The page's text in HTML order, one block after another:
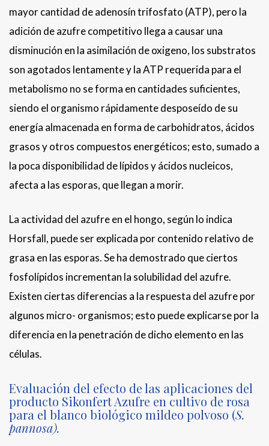
mayor cantidad de adenosín trifosfato (ATP), pero la
adición de azufre competitivo llega a causar una
disminución en la asimilación de oxigeno, los substratos
son agotados lentamente y la ATP requerida para el
metabolismo no se forma en cantidades suficientes,
siendo el organismo rápidamente desposeído de su
energía almacenada en forma de carbohidratos, ácidos
grasos y otros compuestos energéticos; esto, sumado a
la poca disponibilidad de lípidos y ácidos nucleicos,
afecta a las esporas, que llegan a morir.
La actividad del azufre en el hongo, según lo indica
Horsfall, puede ser explicada por contenido relativo de
grasa en las esporas. Se ha demostrado que ciertos
fosfolípidos incrementan la solubilidad del azufre.
Existen ciertas diferencias a la respuesta del azufre por
algunos micro- organismos; esto puede explicarse por la
diferencia en la penetración de dicho elemento en las
células.
Evaluación del efecto de las aplicaciones del
producto Sikonfert Azufre en cultivo de rosa
para el blanco biológico mildeo polvoso (S.
pannosa).